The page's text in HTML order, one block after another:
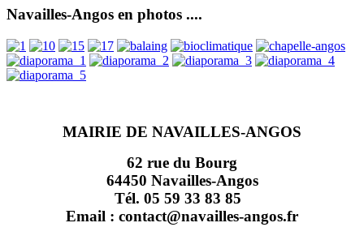
Navailles-Angos en photos ....
MAIRIE DE NAVAILLES-ANGOS
62 rue du Bourg
64450 Navailles-Angos
Tél. 05 59 33 83 85
Email : contact@navailles-angos.fr